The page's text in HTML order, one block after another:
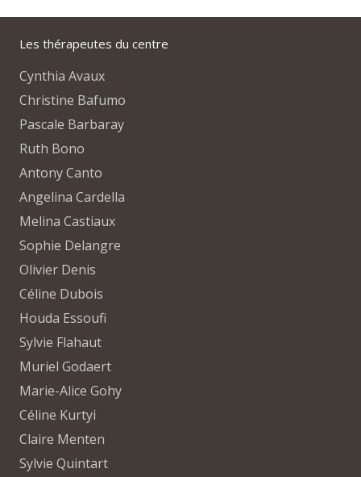
Les thérapeutes du centre
Cynthia Avaux
Christine Bafumo
Pascale Barbaray
Ruth Bono
Antony Canto
Angelina Cardella
Melina Castiaux
Sophie Delangre
Olivier Denis
Céline Dubois
Houda Essoufi
Sylvie Flahaut
Muriel Godaert
Marie-Alice Gohy
Céline Kurtyi
Claire Menten
Sylvie Quintart